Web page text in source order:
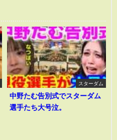
スターダム
中野たむ告別式でスターダム
選手たち大号泣。